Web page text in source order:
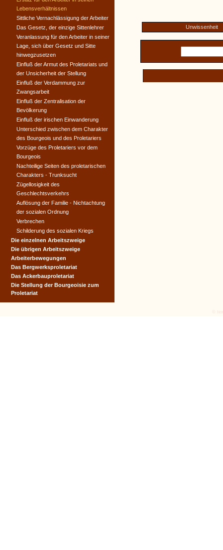
Unwissenheit
Lebensverhältnissen
Sittliche Vernachlässigung der Arbeiter
Das Gesetz, der einzige Sittenlehrer
Veranlassung für den Arbeiter in seiner
Lage, sich über Gesetz und Sitte
hinwegzusetzen
Einfluß der Armut des Proletariats und
der Unsicherheit der Stellung
Einfluß der Verdammung zur
Zwangsarbeit
Einfluß der Zentralisation der
Bevölkerung
Einfluß der irischen Einwanderung
Unterschied zwischen dem Charakter
des Bourgeois und des Proletariers
Vorzüge des Proletariers vor dem
Bourgeois
Nachteilige Seiten des proletarischen
Charakters - Trunksucht
Zügellosigkeit des
Geschlechtsverkehrs
Auflösung der Familie - Nichtachtung
der sozialen Ordnung
Verbrechen
Schilderung des sozialen Kriegs
Die einzelnen Arbeitszweige
Die übrigen Arbeitszweige
Arbeiterbewegungen
Das Bergwerksproletariat
Das Ackerbauproletariat
Die Stellung der Bourgeoisie zum
Proletariat